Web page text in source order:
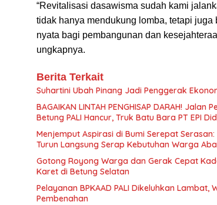
“Revitalisasi dasawisma sudah kami
tidak hanya mendukung lomba, tetapi
nyata bagi pembangunan dan
ungkapnya.
Berita Terkait
Suhartini Ubah Pinang Jadi Penggerak
BAGAIKAN LINTAH PENGHISAP DARAH!
Betung PALI Hancur, Truk Batu Bara PT EPI
Menjemput Aspirasi di Bumi Serepat Serasan:
Turun Langsung Serap Kebutuhan Warga
Gotong Royong Warga dan Gerak Cepat
Karet di Betung Selatan
Pelayanan BPKAAD PALI Dikeluhkan
Pembenahan